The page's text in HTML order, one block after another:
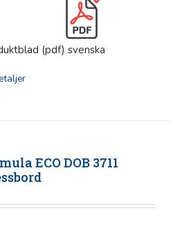
(pdf) svenska
ECO DOB 3711